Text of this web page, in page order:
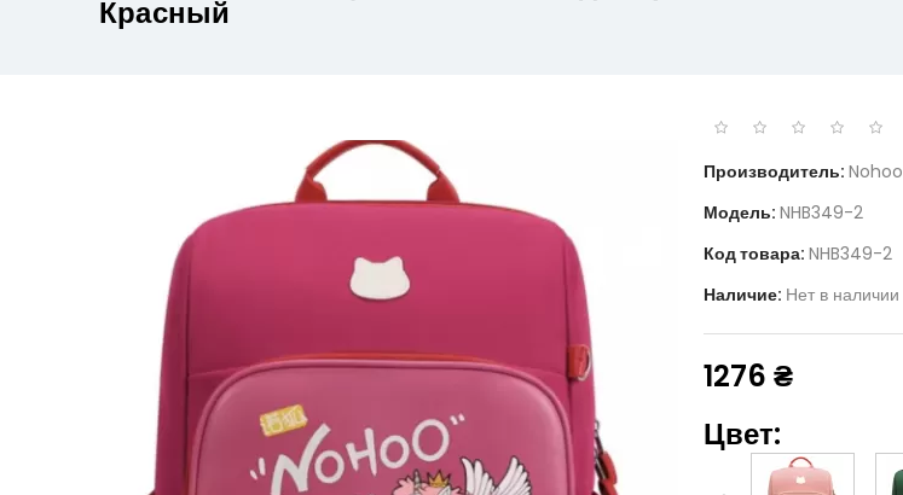
Красный
Производитель: Nohoo
Модель: NHB349-2
Код товара: NHB349-2
Наличие: Нет в наличии
1276 ₴
Цвет: